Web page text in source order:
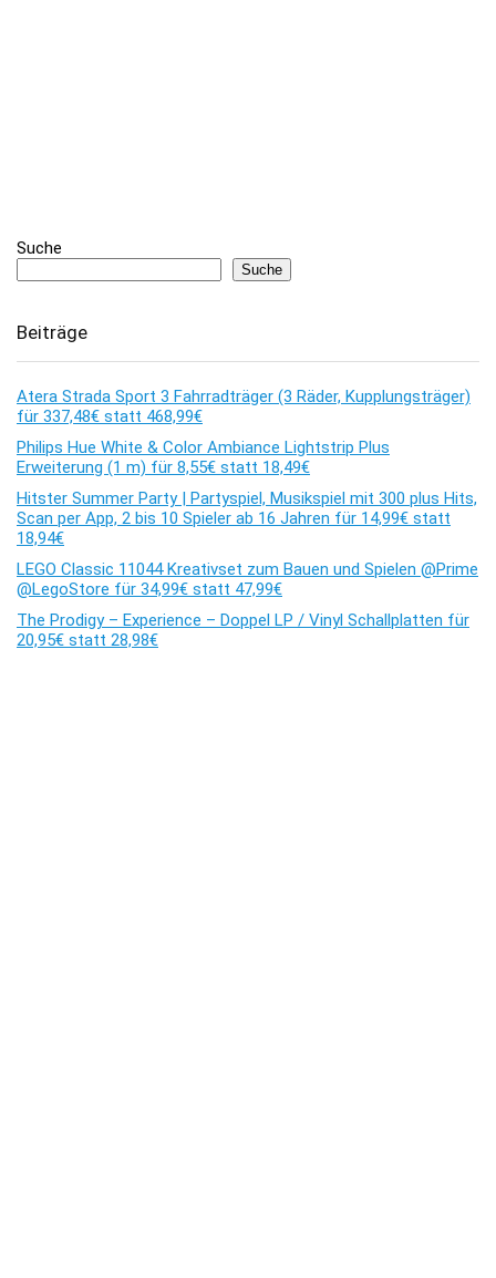
Suche
Suche
Beiträge
Atera Strada Sport 3 Fahrradträger (3 Räder, Kupplungsträger)
für 337,48€ statt 468,99€
Philips Hue White & Color Ambiance Lightstrip Plus
Erweiterung (1 m) für 8,55€ statt 18,49€
Hitster Summer Party | Partyspiel, Musikspiel mit 300 plus Hits,
Scan per App, 2 bis 10 Spieler ab 16 Jahren für 14,99€ statt
18,94€
LEGO Classic 11044 Kreativset zum Bauen und Spielen @Prime
@LegoStore für 34,99€ statt 47,99€
The Prodigy – Experience – Doppel LP / Vinyl Schallplatten für
20,95€ statt 28,98€